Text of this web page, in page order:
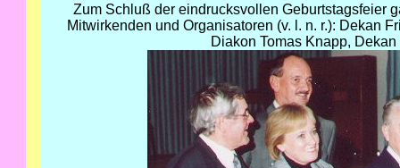
Zum Schluß der eindrucksvollen Geburtstagsfeier
Mitwirkenden und Organisatoren (v. l. n. r.): Dekan
Diakon Tomas Knapp,